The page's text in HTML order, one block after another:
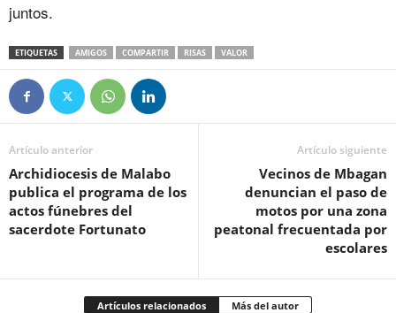
juntos.
ETIQUETAS AMIGOS COMPARTIR RISAS VALOR
Artículo anterior
Archidiocesis de Malabo
publica el programa de los
actos fúnebres del
sacerdote Fortunato
Artículo siguiente
Vecinos de Mbagan
denuncian el paso de
motos por una zona
peatonal frecuentada por
escolares
Artículos relacionados Más del autor